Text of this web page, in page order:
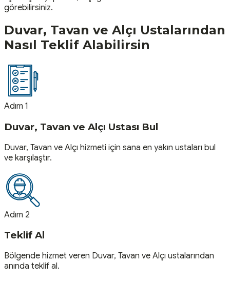
görebilirsiniz.
Duvar, Tavan ve Alçı Ustalarından
Nasıl Teklif Alabilirsin
Adım 1
Duvar, Tavan ve Alçı Ustası Bul
Duvar, Tavan ve Alçı hizmeti için sana en yakın ustaları bul
ve karşılaştır.
Adım 2
Teklif Al
Bölgende hizmet veren Duvar, Tavan ve Alçı ustalarından
anında teklif al.